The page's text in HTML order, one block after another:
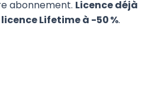
abonnement. Licence déjà
licence Lifetime à -50 %.